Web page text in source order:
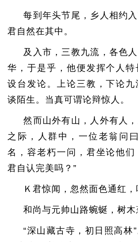
每到年头节尾，乡人相约
君自然在其中。
及入市，三教九流，各色
华，于是乎，他便发挥个人特
设台发论。上论三教，下论
谈陌生。当真可谓论辩惊人。
然而山外有山，人外有人
之际，人群中，一位老翁问
名，容老朽一问，君坐论他们
君自认完美吗？”
Ｋ君惊闻，忽然面色通红，
和尚与元帅山路蜿蜒，树木
“深山藏古寺，初日照高林